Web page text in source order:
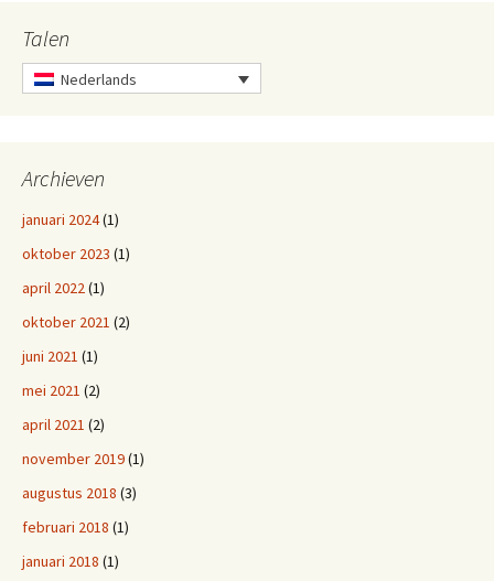
Talen
Nederlands
Archieven
januari 2024(1)
oktober 2023 (1)
april 2022(1)
oktober 2021 (2)
juni 2021 (1)
mei 2021 (2)
april 2021 (2)
november 2019(1)
augustus 2018 (3)
februari 2018 (1)
januari 2018 (1)